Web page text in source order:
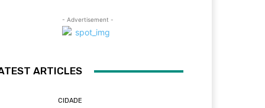
- Advertisement -
ARTICLES
CIDADE